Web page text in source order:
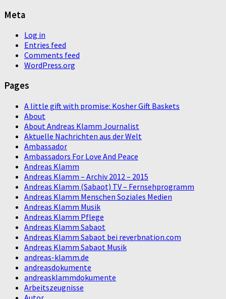
Meta
Log in
Entries feed
Comments feed
WordPress.org
Pages
A little gift with promise: Kosher Gift Baskets
About
About Andreas Klamm Journalist
Aktuelle Nachrichten aus der Welt
Ambassador
Ambassadors For Love And Peace
Andreas Klamm
Andreas Klamm – Archiv 2012 – 2015
Andreas Klamm (Sabaot) TV – Fernsehprogramm
Andreas Klamm Menschen Soziales Medien
Andreas Klamm Musik
Andreas Klamm Pflege
Andreas Klamm Sabaot
Andreas Klamm Sabaot bei reverbnation.com
Andreas Klamm Sabaot Musik
andreas-klamm.de
andreasdokumente
andreasklammdokumente
Arbeitszeugnisse